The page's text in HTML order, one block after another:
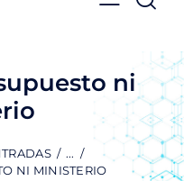
ni
...
NI MINISTERIO